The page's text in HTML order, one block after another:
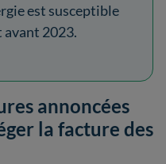
est susceptible
2023.
annoncées
la facture des